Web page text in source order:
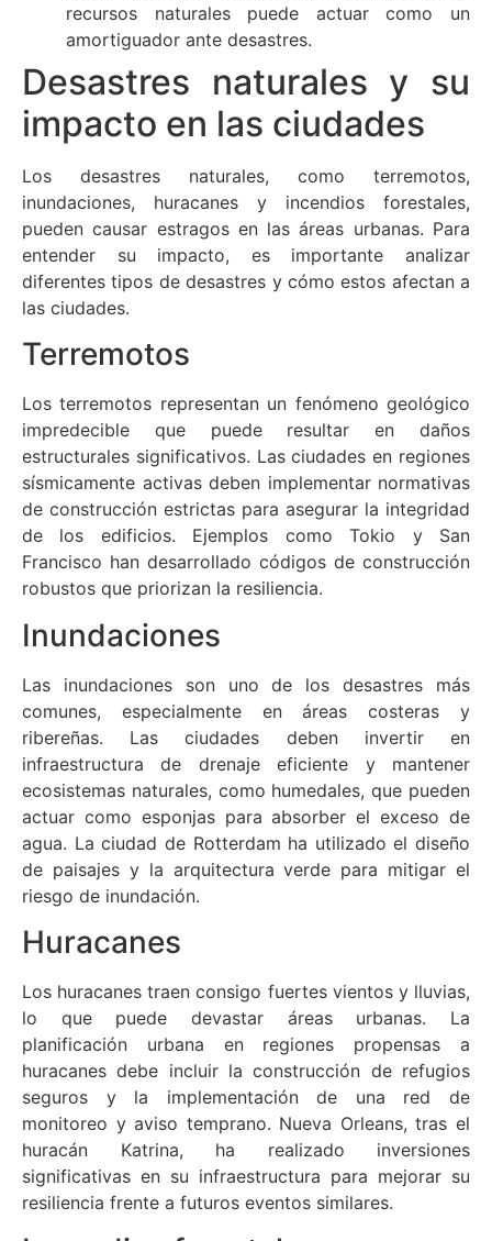
recursos naturales puede actuar como un
amortiguador ante desastres.
Desastres naturales y su
impacto en las ciudades
Los desastres naturales, como terremotos,
inundaciones, huracanes y incendios forestales,
pueden causar estragos en las áreas urbanas. Para
entender su impacto, es importante analizar
diferentes tipos de desastres y cómo estos afectan a
las ciudades.
Terremotos
Los terremotos representan un fenómeno geológico
impredecible que puede resultar en daños
estructurales significativos. Las ciudades en regiones
sísmicamente activas deben implementar normativas
de construcción estrictas para asegurar la integridad
de los edificios. Ejemplos como Tokio y San
Francisco han desarrollado códigos de construcción
robustos que priorizan la resiliencia.
Inundaciones
Las inundaciones son uno de los desastres más
comunes, especialmente en áreas costeras y
ribereñas. Las ciudades deben invertir en
infraestructura de drenaje eficiente y mantener
ecosistemas naturales, como humedales, que pueden
actuar como esponjas para absorber el exceso de
agua. La ciudad de Rotterdam ha utilizado el diseño
de paisajes y la arquitectura verde para mitigar el
riesgo de inundación.
Huracanes
Los huracanes traen consigo fuertes vientos y lluvias,
lo que puede devastar áreas urbanas. La
planificación urbana en regiones propensas a
huracanes debe incluir la construcción de refugios
seguros y la implementación de una red de
monitoreo y aviso temprano. Nueva Orleans, tras el
huracán Katrina, ha realizado inversiones
significativas en su infraestructura para mejorar su
resiliencia frente a futuros eventos similares.